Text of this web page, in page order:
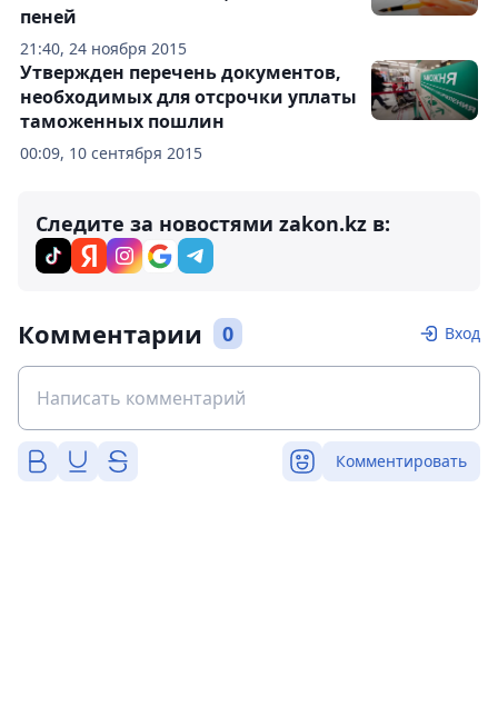
21:40, 24 ноября 2015
пеней
00:09, 10 сентября 2015
Утвержден перечень документов,
необходимых для отсрочки уплаты
таможенных пошлин
Следите за новостями zakon.kz в:
Комментарии 0 Вход
Комментировать